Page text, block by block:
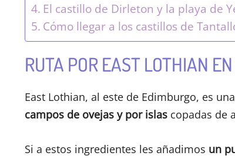
El castillo de Dirleton y la playa de
Cómo llegar a los castillos de
RUTA POR EAST LOTHIAN
East Lothian, al este de Edimburgo, es
campos de ovejas y por islas copadas de
Si a estos ingredientes les añadimos un